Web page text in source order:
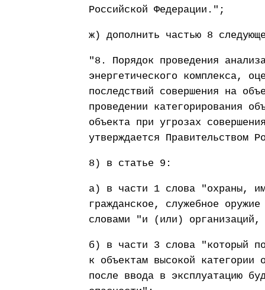
Российской Федерации.";
ж) дополнить частью 8
"8. Порядок проведения
энергетического комплекса,
последствий совершения на
проведении категорирования
объекта при угрозах
утверждается Правительством
8) в статье 9:
а) в части 1 слова "охраны,
гражданское, служебное
словами "и (или)
б) в части 3 слова "который
к объектам высокой категории
после ввода в эксплуатацию